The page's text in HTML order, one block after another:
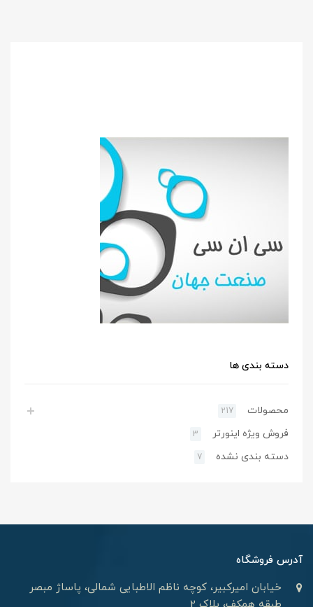
دسته بندی ها
محصولات 217
فروش ویژه اینورتر 3
دسته بندی نشده 7
آدرس فروشگاه
خیابان امیرکبیر، کوچه ناظم الاطبایی شمالی، پاساژ مبصر